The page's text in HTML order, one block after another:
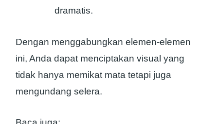
dramatis.
Dengan menggabungkan elemen-elemen
ini, Anda dapat menciptakan visual yang
tidak hanya memikat mata tetapi juga
mengundang selera.